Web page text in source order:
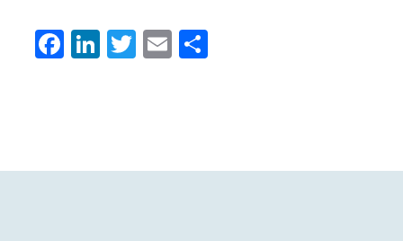
Facebook
LinkedIn
Twitter
Email